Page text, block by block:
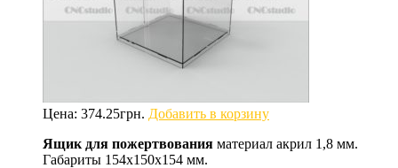
Цена: 374.25грн. Добавить в корзину
Ящик для пожертвования материал акрил 1,8 мм.
Габариты 154х150х154 мм.